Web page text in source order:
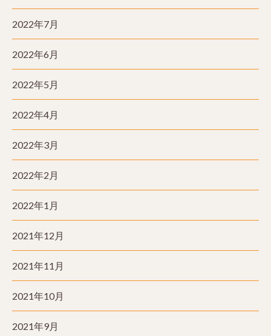
2022年7月
2022年6月
2022年5月
2022年4月
2022年3月
2022年2月
2022年1月
2021年12月
2021年11月
2021年10月
2021年9月